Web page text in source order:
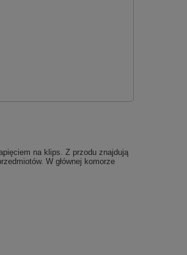
na klips. Z przodu znajdują
W głównej komorze